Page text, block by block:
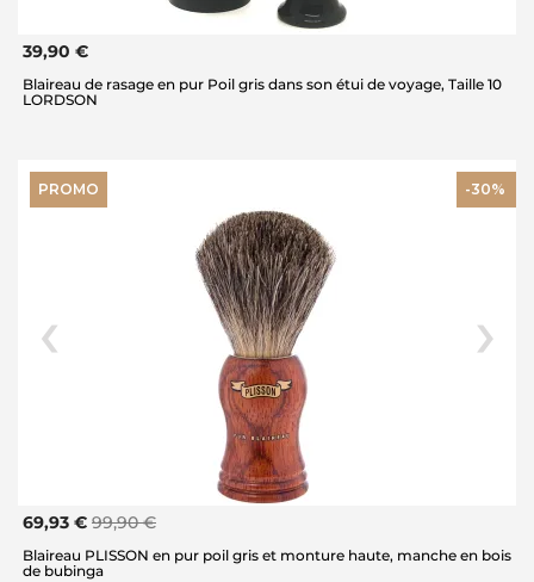
39,90 €
Blaireau de rasage en pur Poil gris dans son étui de voyage, Taille 10
LORDSON
PROMO -30%
69,93 € 99,90 €
Blaireau PLISSON en pur poil gris et monture haute, manche en bois
de bubinga